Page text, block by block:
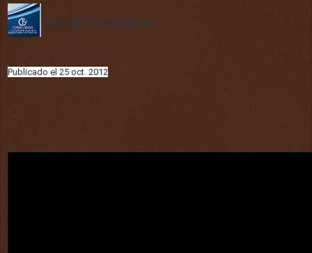
Canal Cristovision
Publicado el 25 oct. 2012